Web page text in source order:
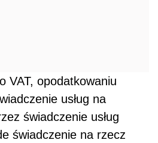
VAT, opodatkowaniu
usług na
świadczenie usług
świadczenie na rzecz